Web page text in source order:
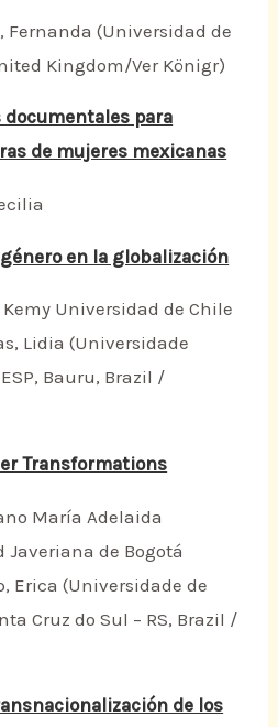
Fernanda (Universidad de
Kingdom/Ver Königr)
documentales para
de mujeres mexicanas
en la globalización
Universidad de Chile
Lidia (Universidade
Bauru, Brazil /
Transformations
María Adelaida
de Bogotá
Erica (Universidade de
Cruz do Sul – RS, Brazil /
de los